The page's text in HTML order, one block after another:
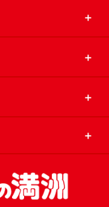
＋
＋
＋
＋